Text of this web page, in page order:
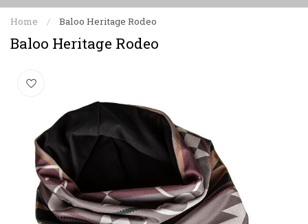
Home / Baloo Heritage Rodeo
Baloo Heritage Rodeo